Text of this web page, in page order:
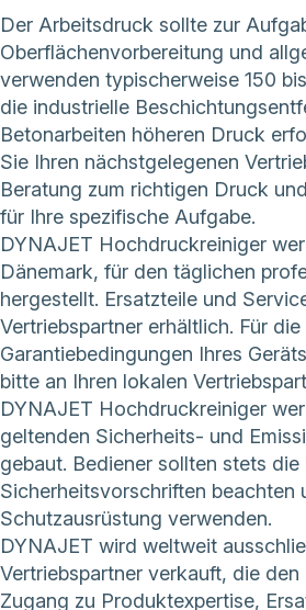
Der Arbeitsdruck sollte zur
Oberflächenvorbereitung und
verwenden typischerweise 150
die industrielle
Betonarbeiten höheren Druck
Sie Ihren nächstgelegenen
Beratung zum richtigen Druck
für Ihre spezifische Aufgabe.
DYNAJET Hochdruckreiniger
Dänemark, für den täglichen
hergestellt. Ersatzteile und
Vertriebspartner erhältlich. Für
Garantiebedingungen Ihres
bitte an Ihren lokalen
DYNAJET Hochdruckreiniger
geltenden Sicherheits- und
gebaut. Bediener sollten stets die
Sicherheitsvorschriften beachten
Schutzausrüstung verwenden.
DYNAJET wird weltweit
Vertriebspartner verkauft, die
Zugang zu Produktexpertise,